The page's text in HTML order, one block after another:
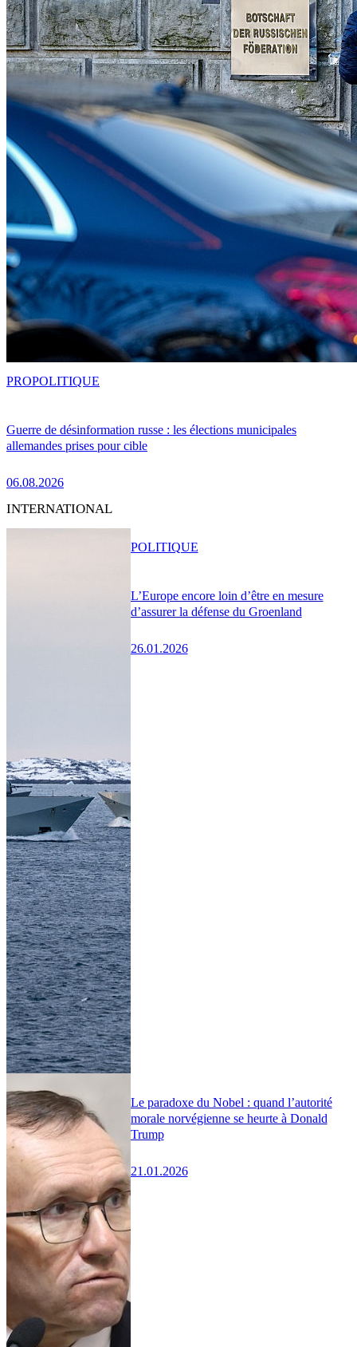
Guerre de désinformation russe : les élections municipales
allemandes prises pour cible
06.08.2026
PROPOLITIQUE
INTERNATIONAL
L’Europe encore loin d’être en mesure
d’assurer la défense du Groenland
26.01.2026
POLITIQUE
Le paradoxe du Nobel : quand l’autorité
morale norvégienne se heurte à Donald
Trump
21.01.2026